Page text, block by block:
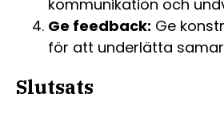
kommunikation och
Ge feedback: Ge
för att underlätta
Slutsats